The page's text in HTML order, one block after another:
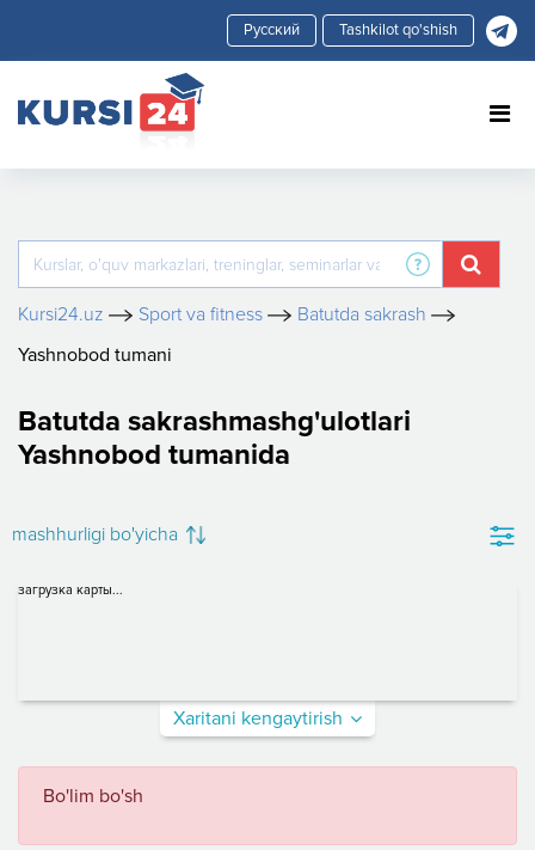
Tashkilot qo'shish
Kursi24.uz Sport va fitness
Batutda sakrash
Yashnobod tumani
Batutda sakrashmashg'ulotlari
Yashnobod tumanida
mashhurligi bo'yicha
загрузка карты...
Xaritani kengaytirish
Bo'lim bo'sh